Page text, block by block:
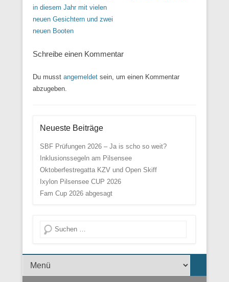
in diesem Jahr mit vielen
neuen Gesichtern und zwei
neuen Booten
Schreibe einen Kommentar
Du musst angemeldet sein, um einen Kommentar
abzugeben.
Neueste Beiträge
SBF Prüfungen 2026 – Ja is scho so weit?
Inklusionssegeln am Pilsensee
Oktoberfestregatta KZV und Open Skiff
Ixylon Pilsensee CUP 2026
Fam Cup 2026 abgesagt
Suche
Menü der Fußzeile